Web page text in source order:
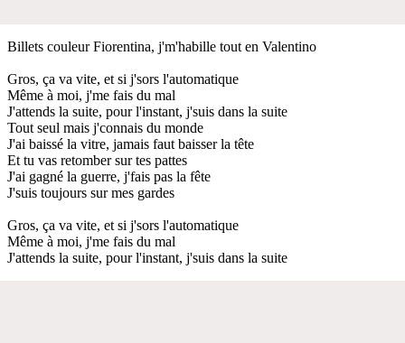
Billets couleur Fiorentina, j'm'habille tout en Valentino
Gros, ça va vite, et si j'sors l'automatique
Même à moi, j'me fais du mal
J'attends la suite, pour l'instant, j'suis dans la suite
Tout seul mais j'connais du monde
J'ai baissé la vitre, jamais faut baisser la tête
Et tu vas retomber sur tes pattes
J'ai gagné la guerre, j'fais pas la fête
J'suis toujours sur mes gardes
Gros, ça va vite, et si j'sors l'automatique
Même à moi, j'me fais du mal
J'attends la suite, pour l'instant, j'suis dans la suite